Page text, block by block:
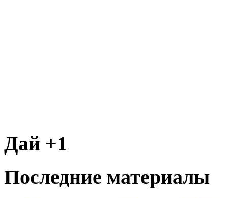
Дай +1
Последние материалы